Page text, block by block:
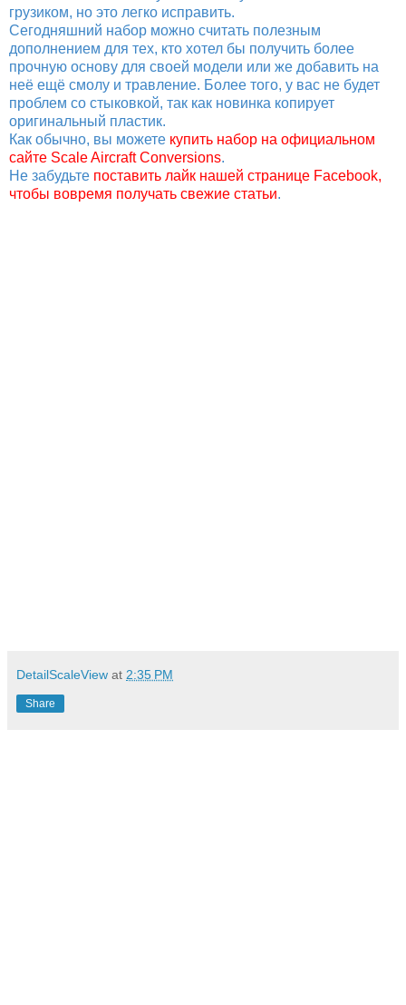
грузиком, но это легко исправить.
Сегодняшний набор можно считать полезным
дополнением для тех, кто хотел бы получить более
прочную основу для своей модели или же добавить на
неё ещё смолу и травление. Более того, у вас не будет
проблем со стыковкой, так как новинка копирует
оригинальный пластик.
Как обычно, вы можете купить набор на официальном
сайте Scale Aircraft Conversions.
Не забудьте поставить лайк нашей странице Facebook,
чтобы вовремя получать свежие статьи.
DetailScaleView at 2:35 PM
Share